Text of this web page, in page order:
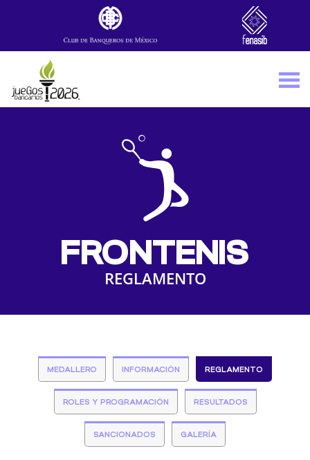
Skip to main content
FRONTENIS
REGLAMENTO
MEDALLERO INFORMACIÓN REGLAMENTO
ROLES Y PROGRAMACIÓN RESULTADOS
SANCIONADOS GALERÍA